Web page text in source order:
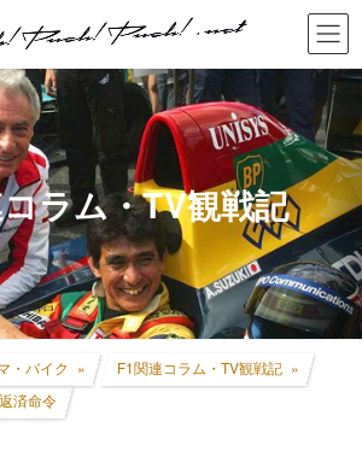
ラム・TV観戦記
・バイク
F1関連コラム・TV観戦記
済命令